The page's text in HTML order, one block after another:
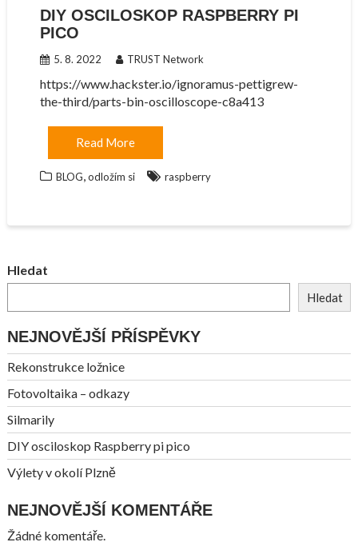
DIY OSCILOSKOP RASPBERRY PI
PICO
5. 8. 2022 TRUST Network
https://www.hackster.io/ignoramus-pettigrew-
the-third/parts-bin-oscilloscope-c8a413
Read More
BLOG,odložím si raspberry
Hledat
Hledat
NEJNOVĚJŠÍ PŘÍSPĚVKY
Rekonstrukce ložnice
Fotovoltaika – odkazy
Silmarily
DIY osciloskop Raspberry pi pico
Výlety v okolí Plzně
NEJNOVĚJŠÍ KOMENTÁŘE
Žádné komentáře.